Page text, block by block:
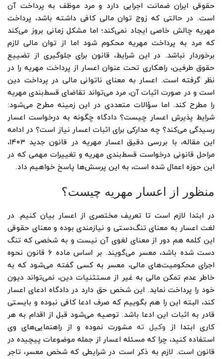
حقوقی ایران ضمانت اجرایی دارد و مرد موظف به پرداخت آن
است. در حالتی که زوج توان مالی کافی داشته باشد، پرداخت
مهریه چالش خاصی ایجاد نمی‌کند؛ اما مشکل زمانی بروز می‌کند
که مرد به پرداخت مهریه محکوم شود اما از توان مالی لازم
برخوردار نباشد. در این شرایط، قانون برای جلوگیری از تضییع
حقوق طرفین، راهکاری تحت عنوان اعسار از پرداخت مهریه را در
نظر گرفته است. اعسار به معنای ناتوانی مالی در پرداخت دین
است و در صورت اثبات آن، مرد می‌تواند تقاضای قسط‌بندی مهریه
را مطرح کند. اما سؤالات متعددی در این زمینه مطرح می‌شود:
شرایط پذیرش اعسار چیست؟ دادگاه چگونه به درخواست اعسار
رسیدگی می‌کند؟ چه مدارکی برای اثبات اعسار نیاز است؟ در ادامه
این مقاله، با بررسی دقیق اعسار مهریه در قانون جدید ۱۴۰۳،
مراحل قانونی درخواست قسط‌بندی مهریه و تغییرات مهمی که در
این حوزه اعمال شده است، به این پرسش‌ها پاسخ خواهیم داد.
منظور از اعسار مهریه چیست؟
در ابتدا لازم است تا تعریف مختصری از اعسار بیان کنیم. در
لغت اعسار به معنای تنگ‌دستی و نیازمندی بوده و معنای حقوقی
این کلمه هم دور از معنای لغوی آن نیست و به شخصی که تنگ
دست شده باشد، معسر می‌گویند. بر اساس ماده ۶ قانون نحوه
اجرای محکومیت‌های مالی، معسر به کسی گفته می‌شود که به
خاطر عدم تمکن مالی به غیر از مستثنیات دین، نمی‌تواند دیون
خود را پرداخت نماید. این شخص حق دارد در دادگاه ادعای اعسار
کند، البته این را هم بگوییم که صرف ادعا کافی نبوده و بایستی
قادر به اثبات این ادعا باشد. توصیه می‌شود قبل از اقدام به هر
کاری ابتدا از وکیل ته مشورت نموده و از راهنمایی‌های وی
استفاده کنید، چرا که مسئله اعسار از جمله موضوعات پیچیده در
قانون است. لازم به ذکر است در شرایطی که شخص معسر، تاجر